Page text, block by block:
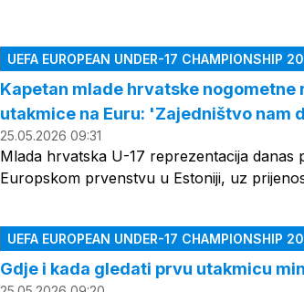
UEFA EUROPEAN UNDER-17 CHAMPIONSHIP
Kapetan mlade hrvatske
utakmice na Euru: 'Zajedništvo nam
25.05.2026 09:31
Mlada hrvatska U-17 reprezentacija danas
Europskom prvenstvu u Estoniji, uz
UEFA EUROPEAN UNDER-17 CHAMPIONSHIP
Gdje i kada gledati prvu utakmicu